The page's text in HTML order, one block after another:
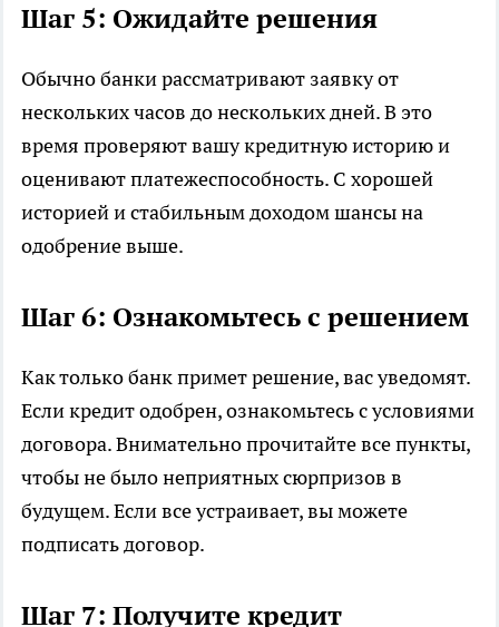
Шаг 5: Ожидайте решения
Обычно банки рассматривают заявку от
нескольких часов до нескольких дней. В это
время проверяют вашу кредитную историю и
оценивают платежеспособность. С хорошей
историей и стабильным доходом шансы на
одобрение выше.
Шаг 6: Ознакомьтесь с решением
Как только банк примет решение, вас уведомят.
Если кредит одобрен, ознакомьтесь с условиями
договора. Внимательно прочитайте все пункты,
чтобы не было неприятных сюрпризов в
будущем. Если все устраивает, вы можете
подписать договор.
Шаг 7: Получите кредит